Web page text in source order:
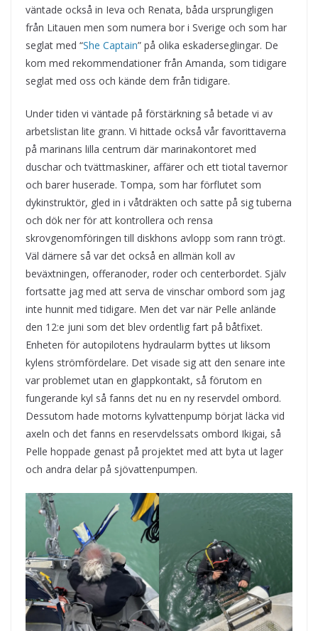
väntade också in Ieva och Renata, båda ursprungligen
från Litauen men som numera bor i Sverige och som har
seglat med “She Captain” på olika eskaderseglingar. De
kom med rekommendationer från Amanda, som tidigare
seglat med oss och kände dem från tidigare.
Under tiden vi väntade på förstärkning så betade vi av
arbetslistan lite grann. Vi hittade också vår favorittaverna
på marinans lilla centrum där marinakontoret med
duschar och tvättmaskiner, affärer och ett tiotal tavernor
och barer huserade. Tompa, som har förflutet som
dykinstruktör, gled in i våtdräkten och satte på sig tuberna
och dök ner för att kontrollera och rensa
skrovgenomföringen till diskhons avlopp som rann trögt.
Väl därnere så var det också en allmän koll av
beväxtningen, offeranoder, roder och centerbordet. Själv
fortsatte jag med att serva de vinschar ombord som jag
inte hunnit med tidigare. Men det var när Pelle anlände
den 12:e juni som det blev ordentlig fart på båtfixet.
Enheten för autopilotens hydraularm byttes ut liksom
kylens strömfördelare. Det visade sig att den senare inte
var problemet utan en glappkontakt, så förutom en
fungerande kyl så fanns det nu en ny reservdel ombord.
Dessutom hade motorns kylvattenpump börjat läcka vid
axeln och det fanns en reservdelssats ombord Ikigai, så
Pelle hoppade genast på projektet med att byta ut lager
och andra delar på sjövattenpumpen.